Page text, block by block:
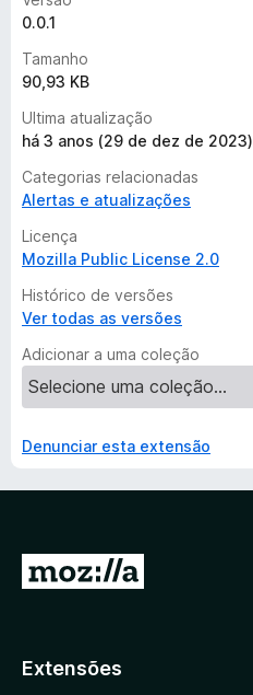
0.0.1
Tamanho
90,93 KB
Ultima atualização
há 3 anos (29 de dez de 2023)
Categorias relacionadas
Alertas e atualizações
Licença
Mozilla Public License 2.0
Histórico de versões
Ver todas as versões
Adicionar a uma coleção
Denunciar esta extensão
a
Extensões